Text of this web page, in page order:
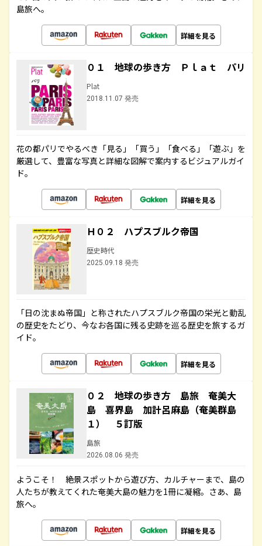
島旅へ。
詳細を見る
０１ 地球の歩き方 Ｐｌａｔ パリ
Plat
2018.11.07 発売
花の都パリでやるべき「見る」「買う」「食べる」「遊ぶ」を
厳選して、豊富な写真と詳細な図解で案内するビジュアルガイ
ド。
詳細を見る
Ｈ０２ ハプスブルク帝国
歴史時代
2025.09.18 発売
「日の沈まぬ帝国」と称されたハプスブルク帝国の栄光と動乱
の歴史をたどり、今なお各国に残る史跡を巡る歴史を旅するガ
イド。
詳細を見る
０２ 地球の歩き方 島旅 奄美大
島 喜界島 加計呂麻島（奄美群島
１） ５訂版
島旅
2026.08.06 発売
ようこそ！ 絶景スポットから遊び方、カルチャーまで、島の
人たちが教えてくれた奄美大島の魅力を1冊に凝縮。さあ、島
旅へ。
詳細を見る